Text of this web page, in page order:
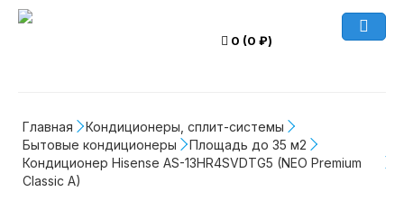
0 (0 ₽)
Главная
Кондиционеры, сплит-системы
Бытовые кондиционеры
Площадь до 35 м2
Кондиционер Hisense AS-13HR4SVDTG5 (NEO Premium
Classic A)